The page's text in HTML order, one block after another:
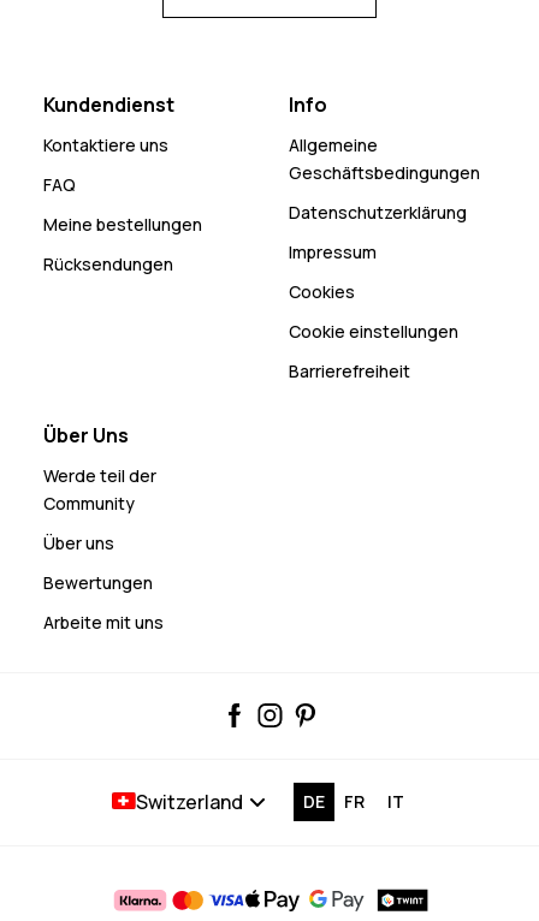
Kundendienst
Kontaktiere uns
FAQ
Meine bestellungen
Rücksendungen
Info
Allgemeine
Geschäftsbedingungen
Datenschutzerklärung
Impressum
Cookies
Cookie einstellungen
Barrierefreiheit
Über Uns
Werde teil der
Community
Über uns
Bewertungen
Arbeite mit uns
DE FR IT
Switzerland